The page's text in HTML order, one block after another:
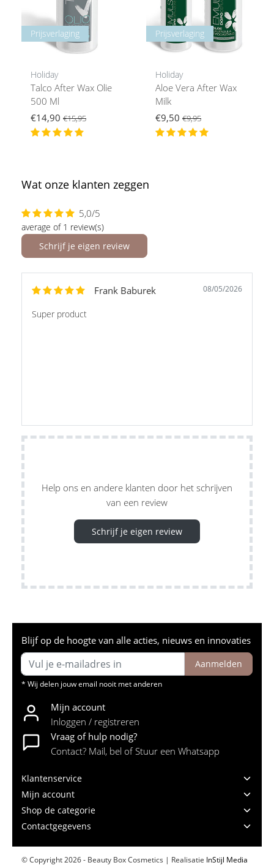
Prijsverlaging
Holiday
Talco After Wax Olie
500 Ml
€14,90 €15,95
Prijsverlaging
Holiday
Aloe Vera After Wax
Milk
€9,50 €9,95
Wat onze klanten zeggen
5,0/5
average of 1 review(s)
Schrijf je eigen review
Frank Baburek 08/05/2026
Super product
Help ons en andere klanten door het schrijven
van een review
Schrijf je eigen review
Blijf op de hoogte van alle acties, nieuws en innovaties
Aanmelden
* Wij delen jouw email nooit met anderen
Mijn account
Inloggen / registreren
Vraag of hulp nodig?
Contact? Mail, bel of Stuur een Whatsapp
Klantenservice
Mijn account
Shop de categorie
Contactgegevens
© Copyright 2026 - Beauty Box Cosmetics | Realisatie InStijl Media